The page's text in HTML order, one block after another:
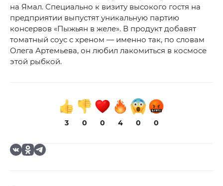
на Ямал. Специально к визиту высокого гостя на
предприятии выпустят уникальную партию
консервов «Пыжьян в желе». В продукт добавят
томатный соус с хреном — именно так, по словам
Олега Артемьева, он любил лакомиться в космосе
этой рыбкой.
3 0 0 4 0 0